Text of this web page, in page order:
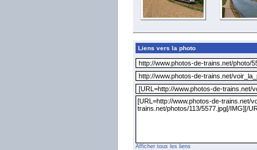
Liens vers la photo
Afficher tous les liens